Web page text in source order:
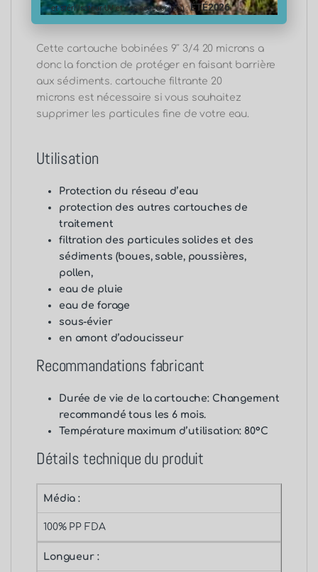
cartouche anti calcaire.
Cette cartouche bobinées 9″ 3/4 20 microns a
donc la fonction de protéger en faisant barrière
aux sédiments. cartouche filtrante 20
microns est nécessaire si vous souhaitez
supprimer les particules fine de votre eau.
Utilisation
Protection du réseau d’eau
protection des autres cartouches de
traitement
filtration des particules solides et des
sédiments (boues, sable, poussières,
pollen,
eau de pluie
eau de forage
sous-évier
en amont d’adoucisseur
Recommandations fabricant
Durée de vie de la cartouche: Changement
recommandé tous les 6 mois.
Température maximum d’utilisation: 80°C
Détails technique du produit
Média :
100% PP FDA
Longueur :
et stérilisateur UV et ses accessoires) :ÉTÉ2026